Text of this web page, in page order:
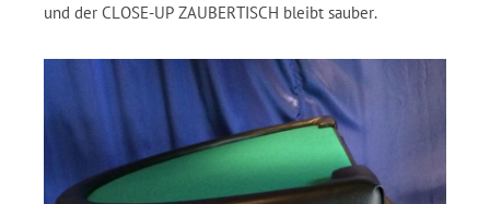
und der CLOSE-UP ZAUBERTISCH bleibt sauber.